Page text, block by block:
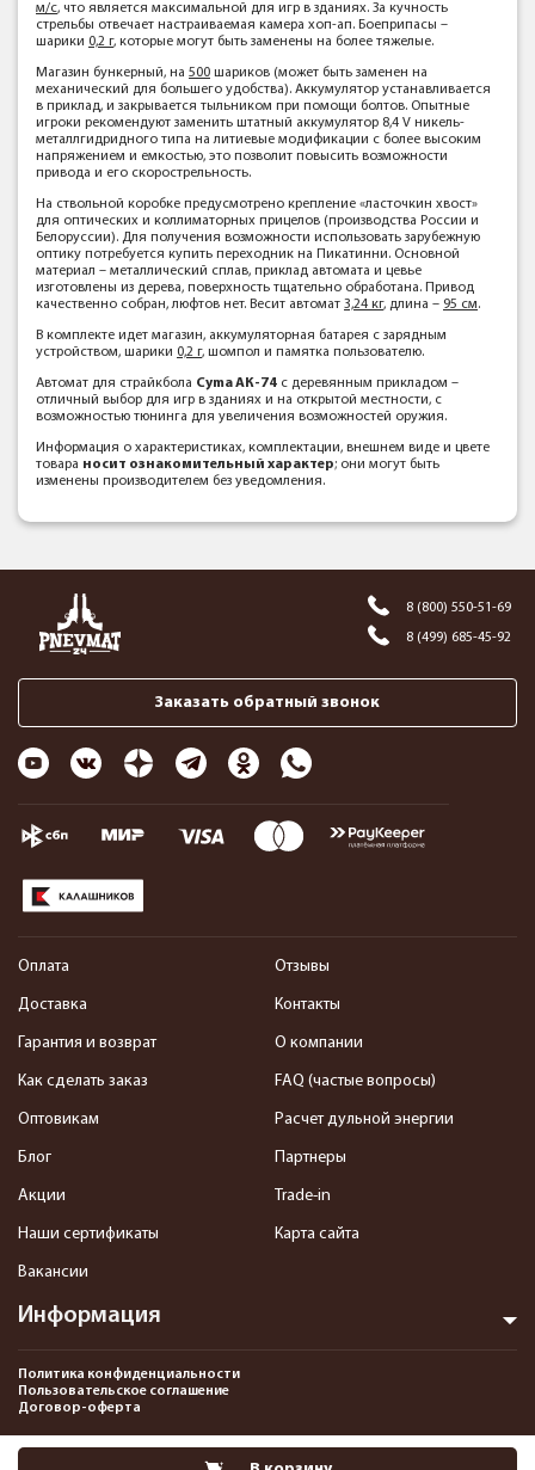
м/с, что является максимальной для игр в зданиях. За кучность
стрельбы отвечает настраиваемая камера хоп-ап. Боеприпасы –
шарики 0,2 г, которые могут быть заменены на более тяжелые.
Магазин бункерный, на 500 шариков (может быть заменен на
механический для большего удобства). Аккумулятор устанавливается
в приклад, и закрывается тыльником при помощи болтов. Опытные
игроки рекомендуют заменить штатный аккумулятор 8,4 V никель-
металлгидридного типа на литиевые модификации с более высоким
напряжением и емкостью, это позволит повысить возможности
привода и его скорострельность.
На ствольной коробке предусмотрено крепление «ласточкин хвост»
для оптических и коллиматорных прицелов (производства России и
Белоруссии). Для получения возможности использовать зарубежную
оптику потребуется купить переходник на Пикатинни. Основной
материал – металлический сплав, приклад автомата и цевье
изготовлены из дерева, поверхность тщательно обработана. Привод
качественно собран, люфтов нет. Весит автомат 3,24 кг, длина – 95 см.
В комплекте идет магазин, аккумуляторная батарея с зарядным
устройством, шарики 0,2 г, шомпол и памятка пользователю.
Автомат для страйкбола Cyma АК-74 с деревянным прикладом –
отличный выбор для игр в зданиях и на открытой местности, с
возможностью тюнинга для увеличения возможностей оружия.
Информация о характеристиках, комплектации, внешнем виде и цвете
товара носит ознакомительный характер; они могут быть
изменены производителем без уведомления.
8 (800) 550-51-69
8 (499) 685-45-92
Заказать обратный звонок
Информация
Оплата
Доставка
Гарантия и возврат
Как сделать заказ
Оптовикам
Блог
Акции
Наши сертификаты
Вакансии
Отзывы
Контакты
О компании
FAQ (частые вопросы)
Расчет дульной энергии
Партнеры
Trade-in
Карта сайта
Политика конфиденциальности
Пользовательское соглашение
Договор-оферта
2013-2026 Интернет-магазин пневматики, страйкбола и снаряжения–